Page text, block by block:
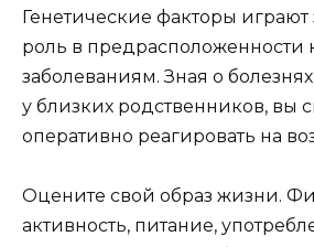
Генетические факторы
роль в предрасположенности
заболеваниям. Зная о
у близких родственников, вы
оперативно реагировать на
Оцените свой образ жизни.
активность, питание,